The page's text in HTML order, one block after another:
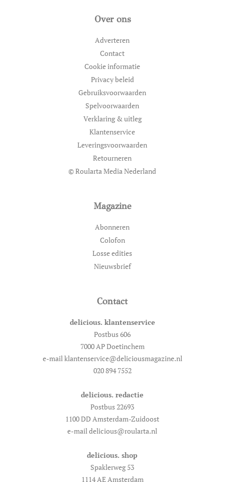
Over ons
Adverteren
Contact
Cookie informatie
Privacy beleid
Gebruiksvoorwaarden
Spelvoorwaarden
Verklaring & uitleg
Klantenservice
Leveringsvoorwaarden
Retourneren
© Roularta Media Nederland
Magazine
Abonneren
Colofon
Losse edities
Nieuwsbrief
Contact
delicious. klantenservice
Postbus 606
7000 AP Doetinchem
e-mail klantenservice@deliciousmagazine.nl
020 894 7552
delicious. redactie
Postbus 22693
1100 DD Amsterdam-Zuidoost
e-mail delicious@roularta.nl
delicious. shop
Spaklerweg 53
1114 AE Amsterdam